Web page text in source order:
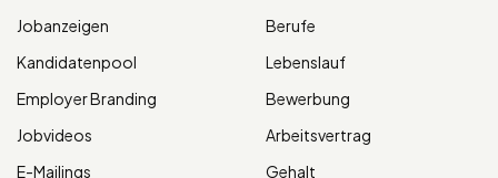
Jobanzeigen
Kandidatenpool
Employer Branding
Jobvideos
E-Mailings
Berufe
Lebenslauf
Bewerbung
Arbeitsvertrag
Gehalt